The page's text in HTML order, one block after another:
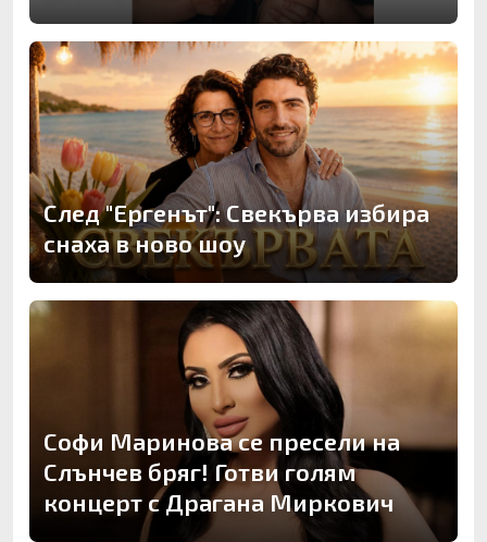
След "Ергенът": Свекърва избира
снаха в ново шоу
Софи Маринова се пресели на
Слънчев бряг! Готви голям
концерт с Драгана Миркович